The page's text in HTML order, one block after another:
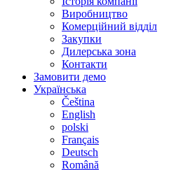
Виробництво
Комерційний відділ
Закупки
Дилерська зона
Контакти
Замовити демо
Українська
Čeština
English
polski
Français
Deutsch
Română